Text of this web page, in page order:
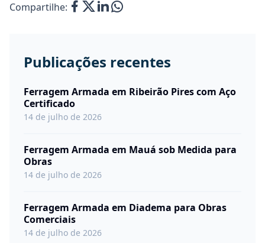
Compartilhe:
Publicações recentes
Ferragem Armada em Ribeirão Pires com Aço
Certificado
14 de julho de 2026
Ferragem Armada em Mauá sob Medida para
Obras
14 de julho de 2026
Ferragem Armada em Diadema para Obras
Comerciais
14 de julho de 2026